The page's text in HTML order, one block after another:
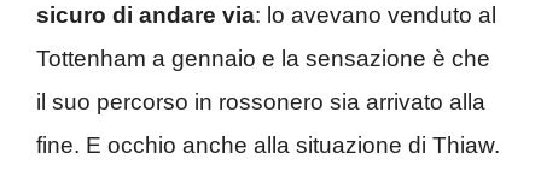
sicuro di andare via: lo avevano venduto al
Tottenham a gennaio e la sensazione è che
il suo percorso in rossonero sia arrivato alla
fine. E occhio anche alla situazione di Thiaw.